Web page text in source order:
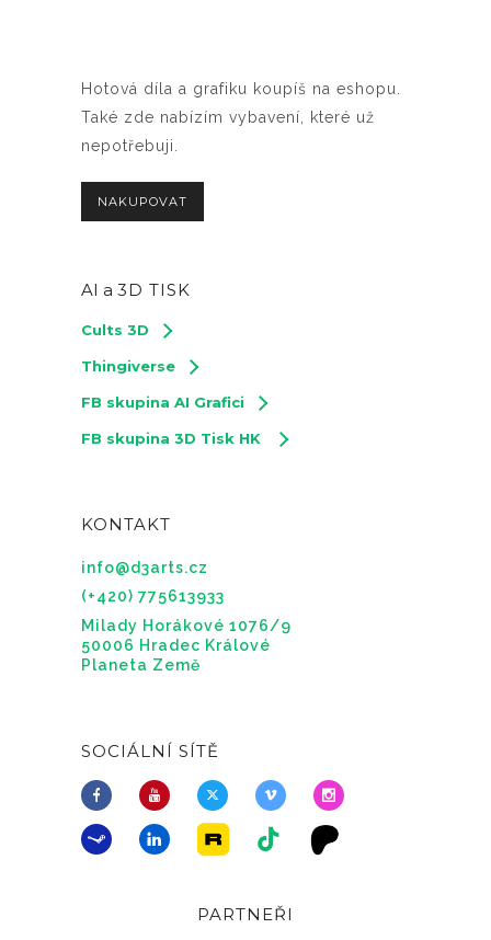
Hotová díla a grafiku koupíš na eshopu.
Také zde nabízím vybavení, které už
nepotřebuji.
NAKUPOVAT
AI a 3D TISK
Cults 3D
Thingiverse
FB skupina AI Grafici
FB skupina 3D Tisk HK
KONTAKT
info@d3arts.cz
(+420) 775613933
Milady Horákové 1076/9
50006 Hradec Králové
Planeta Země
SOCIÁLNÍ SÍTĚ
PARTNEŘI